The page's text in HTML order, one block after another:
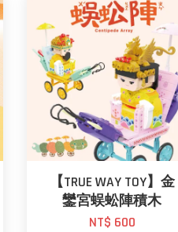
【TRUE WAY TOY】金
鑾宮蜈蚣陣積木
NT$ 600